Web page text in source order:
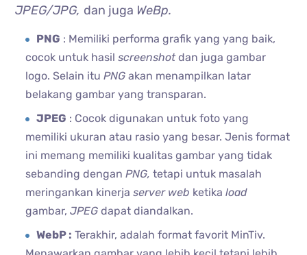
JPEG/JPG, dan juga WeBp.
PNG : Memiliki performa grafik yang yang baik,
cocok untuk hasilscreenshotdan juga gambar
logo. Selain ituPNGakan menampilkan latar
belakang gambar yang transparan.
JPEG : Cocok digunakan untuk foto yang
memiliki ukuran atau rasio yang besar. Jenis format
ini memang memiliki kualitas gambar yang tidak
sebanding denganPNG,tetapi untuk masalah
meringankan kinerjaserver web ketikaload
gambar,JPEGdapat diandalkan.
WebP : Terakhir, adalah format favorit MinTiv.